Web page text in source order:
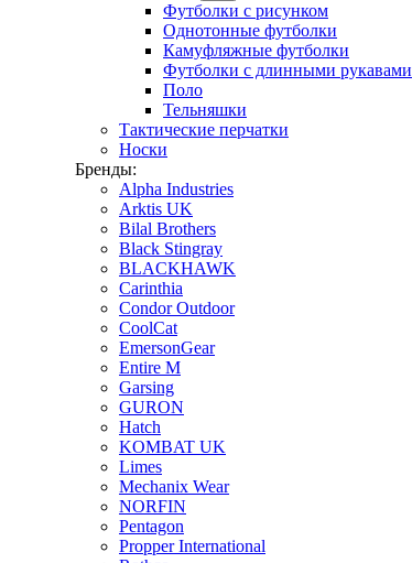
Футболки с рисунком
Однотонные футболки
Камуфляжные футболки
Футболки с длинными рукавами
Поло
Тельняшки
Тактические перчатки
Носки
Бренды:
Alpha Industries
Arktis UK
Bilal Brothers
Black Stingray
BLACKHAWK
Carinthia
Condor Outdoor
CoolCat
EmersonGear
Entire M
Garsing
GURON
Hatch
KOMBAT UK
Limes
Mechanix Wear
NORFIN
Pentagon
Propper International